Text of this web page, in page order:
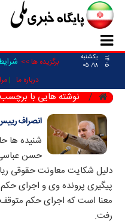
۱۴۰۵
یکشنبه
۱۸/ ۰۵
برگزیده ها >>
درباره ما
نوشته هایی با
انصراف
شنیده ها
حسن عباسی
دلیل شکایت معاونت حقوقی
پیگیری پرونده وی و اجرای
معنا است که اجرای حکم
رفت.